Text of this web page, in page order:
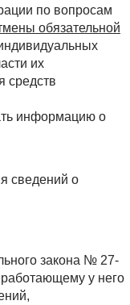
по вопросам
обязательной
их
средств
информацию о
сведений о
закона № 27-
работающему у него